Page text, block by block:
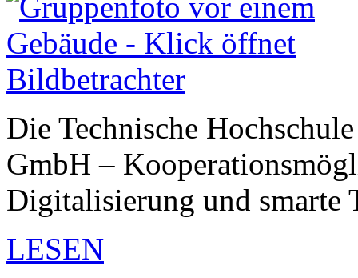
Die Technische
GmbH –
Digitalisierung und smarte
LESEN